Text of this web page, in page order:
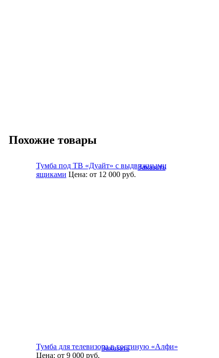
Похожие товары
Тумба под ТВ «Дуайт» с выдвижными
ящиками Цена: от 12 000руб.
Заказать
Тумба для телевизора в гостиную «Алфи»
Цена: от 9 000руб.
Заказать